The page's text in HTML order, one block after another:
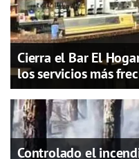
Cierra el Bar El
los servicios más
Controlado el